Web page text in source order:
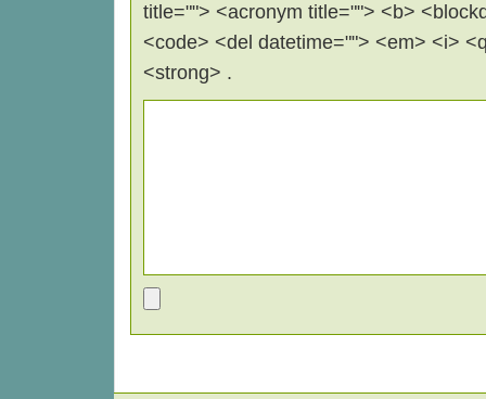
title=""> <acronym title=""> <b>
<code> <del datetime=""> <em> <i>
<strong> .